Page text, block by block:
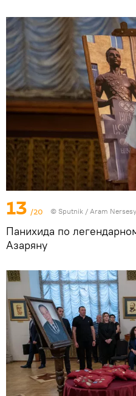
13 /20 © Sputnik / Aram
Панихида по
Азаряну